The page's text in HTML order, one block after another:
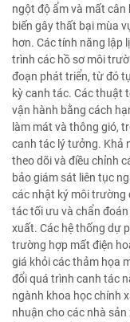
ngột độ ẩm và mất
biến gây thất bại mùa
hơn. Các tính năng lập
trình các hồ sơ môi
đoạn phát triển, từ đó
kỳ canh tác. Các thuật
vận hành bằng cách
làm mát và thông gió,
canh tác lý tưởng. Khả
theo dõi và điều chỉnh
bảo giám sát liên tục
các nhật ký môi trường
tác tối ưu và chẩn
xuất. Các hệ thống dự
trường hợp mất điện
giá khỏi các thảm họa
đổi quá trình canh tác
ngành khoa học chính
nhuận cho các nhà